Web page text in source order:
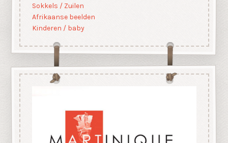
Sokkels / Zuilen
Afrikaanse beelden
Kinderen / baby